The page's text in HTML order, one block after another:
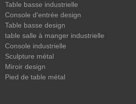
Table basse industrielle
Console d'entrée design
Table basse design
table salle à manger industrielle
Console industrielle
Sculpture métal
Miroir design
Pied de table métal